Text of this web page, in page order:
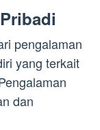
pengalaman
yang terkait
dan